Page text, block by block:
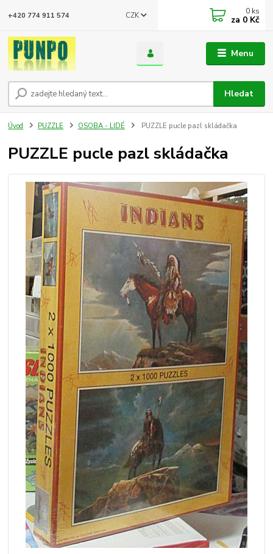
Menu
CZK
Hledat
+420 774 911 574 0 ks
za 0 Kč
Úvod PUZZLE OSOBA - LIDÉ PUZZLE pucle pazl skládačka
PUZZLE pucle pazl skládačka